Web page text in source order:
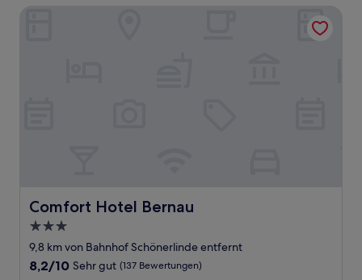
Bewertungen)
Comfort Hotel Bernau
Comfort Hotel Bernau
3.0-
Sterne-
Unterkunft
9,8 km von Bahnhof Schönerlinde entfernt
8.2
8,2/10 Sehr gut (137 Bewertungen)